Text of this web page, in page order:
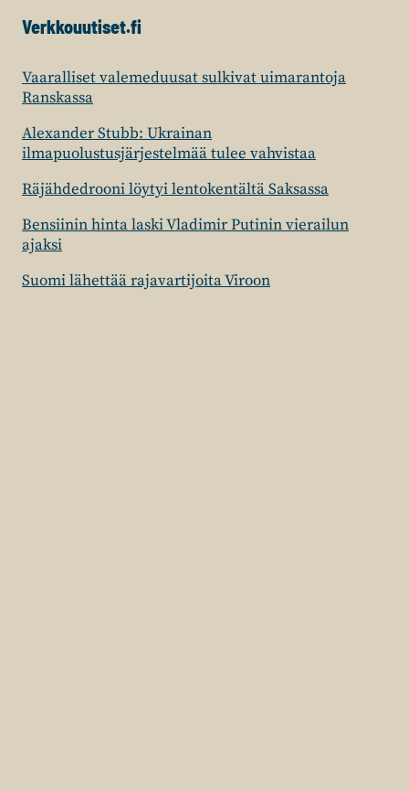
Verkkouutiset.fi
Vaaralliset valemeduusat sulkivat uimarantoja
Ranskassa
Alexander Stubb: Ukrainan
ilmapuolustusjärjestelmää tulee vahvistaa
Räjähdedrooni löytyi lentokentältä Saksassa
Bensiinin hinta laski Vladimir Putinin vierailun
ajaksi
Suomi lähettää rajavartijoita Viroon